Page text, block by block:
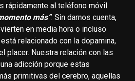
rápidamente al teléfono móvil
más”. Sin darnos cuenta,
en media hora o incluso
relacionado con la dopamina,
placer. Nuestra relación con las
adicción porque estas
primitivas del cerebro, aquellas